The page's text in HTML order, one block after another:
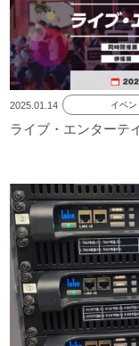
2025.01.14 イベン
ライブ・エンターテ